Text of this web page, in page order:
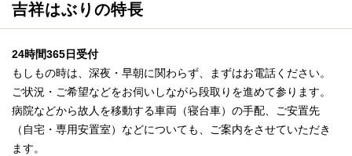
吉祥はぶりの特長
24時間365日受付
もしもの時は、深夜・早朝に関わらず、まずはお電話ください。
ご状況・ご希望などをお伺いしながら段取りを進めて参ります。
病院などから故人を移動する車両（寝台車）の手配、ご安置先
（自宅・専用安置室）などについても、ご案内をさせていただき
ます。